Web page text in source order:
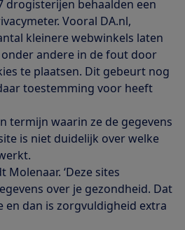
drogisterijen behaalden een
Vooral DA.nl,
kleinere webwinkels laten
onder andere in de fout door
te plaatsen. Dit gebeurt nog
toestemming voor heeft
termijn waarin ze de gegevens
is niet duidelijk over welke
Molenaar. ‘Deze sites
over je gezondheid. Dat
en dan is zorgvuldigheid extra